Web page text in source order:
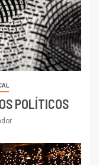
POLÍTICOS